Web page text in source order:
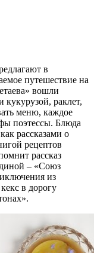
в
путешествие на
вошли
раклет,
меню, каждое
поэтессы. Блюда
рассказами о
рецептов
рассказ
– «Союз
из
в дорогу